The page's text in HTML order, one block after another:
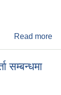
Read more
सम्बन्धमा